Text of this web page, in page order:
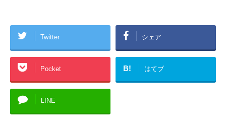
Twitter シェア
Pocket B! はてブ
LINE